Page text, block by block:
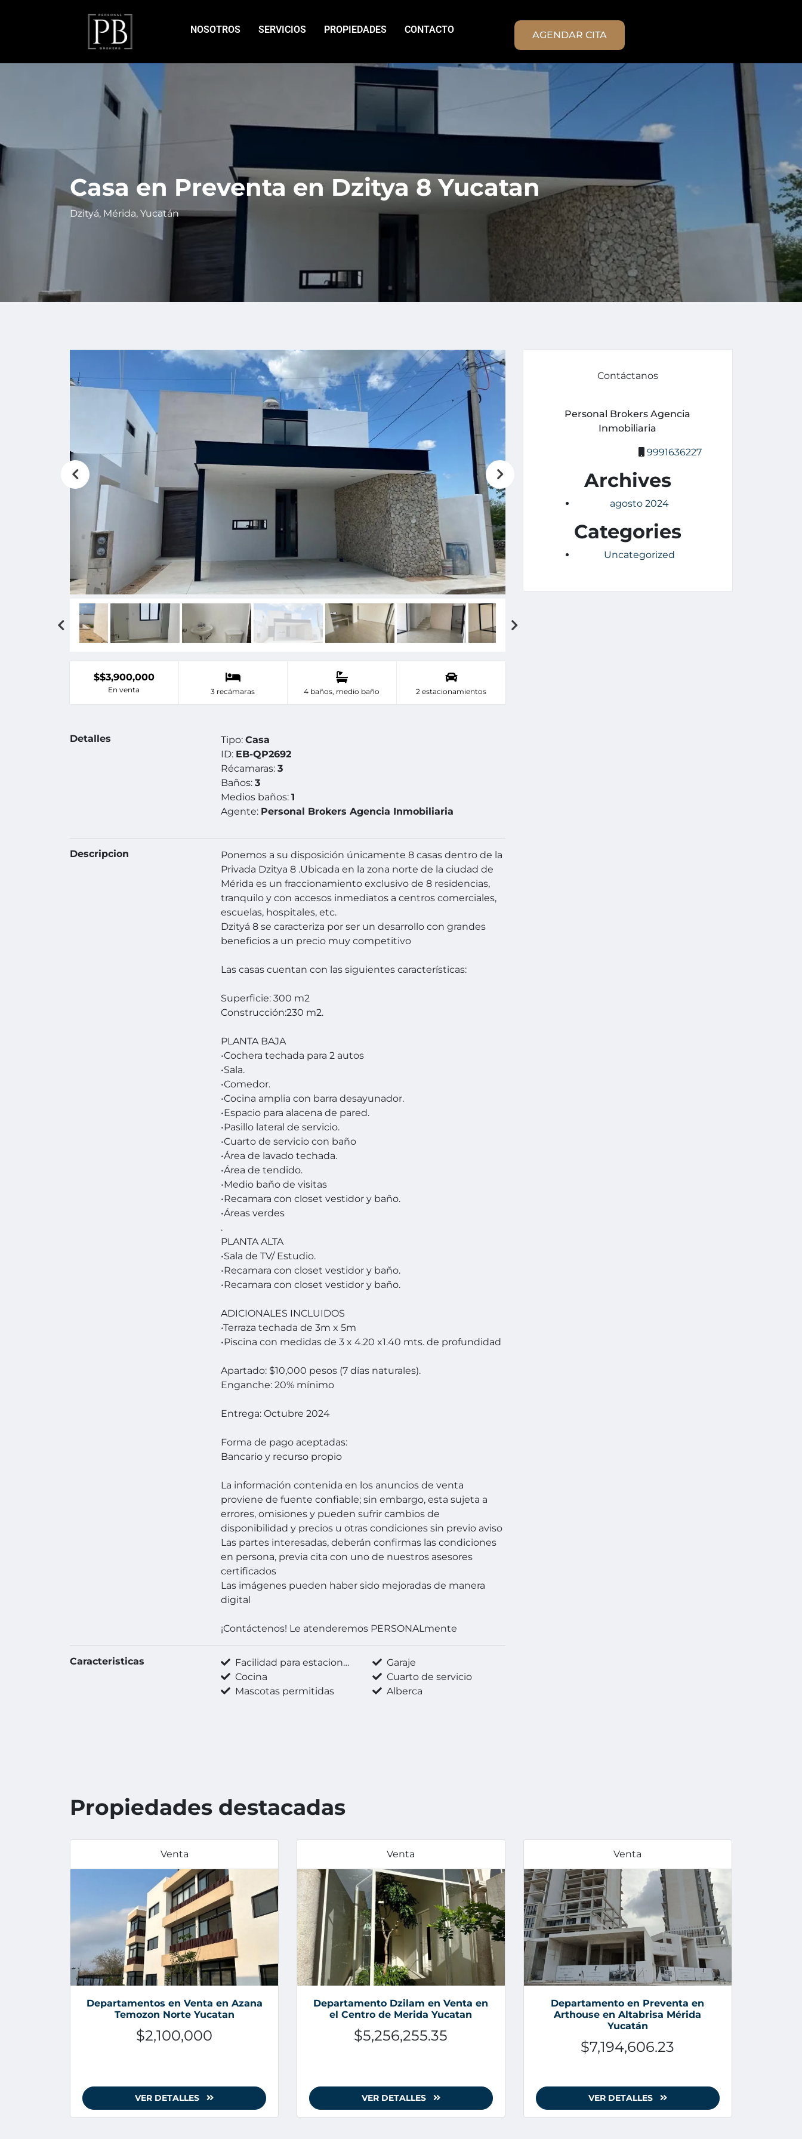
NOSOTROS SERVICIOS PROPIEDADES CONTACTO AGENDAR CITA
Casa en Preventa en Dzitya 8 Yucatan
Dzityá, Mérida, Yucatán
$$3,900,000
En venta 3 recámaras 4 baños, medio baño 2 estacionamientos
Detalles Tipo:Casa
ID: EB-QP2692
Récamaras:3
Baños:3
Medios baños:1
Agente: Personal Brokers Agencia Inmobiliaria
Descripcion
Ponemos a su disposición únicamente 8 casas dentro de la
Privada Dzitya 8 .Ubicada en la zona norte de la ciudad de
Mérida es un fraccionamiento exclusivo de 8 residencias,
tranquilo y con accesos inmediatos a centros comerciales,
escuelas, hospitales, etc.
Dzityá 8 se caracteriza por ser un desarrollo con grandes
beneficios a un precio muy competitivo
Las casas cuentan con las siguientes características:
Superficie: 300 m2
Construcción:230 m2.
PLANTA BAJA
•Cochera techada para 2 autos
•Sala.
•Comedor.
•Cocina amplia con barra desayunador.
•Espacio para alacena de pared.
•Pasillo lateral de servicio.
•Cuarto de servicio con baño
•Área de lavado techada.
•Área de tendido.
•Medio baño de visitas
•Recamara con closet vestidor y baño.
•Áreas verdes
.
PLANTA ALTA
•Sala de TV/ Estudio.
•Recamara con closet vestidor y baño.
•Recamara con closet vestidor y baño.
ADICIONALES INCLUIDOS
•Terraza techada de 3m x 5m
•Piscina con medidas de 3 x 4.20 x1.40 mts. de profundidad
Apartado: $10,000 pesos (7 días naturales).
Enganche: 20% mínimo
Entrega: Octubre 2024
Forma de pago aceptadas:
Bancario y recurso propio
La información contenida en los anuncios de venta
proviene de fuente confiable; sin embargo, esta sujeta a
errores, omisiones y pueden sufrir cambios de
disponibilidad y precios u otras condiciones sin previo aviso
Las partes interesadas, deberán confirmas las condiciones
en persona, previa cita con uno de nuestros asesores
certificados
Las imágenes pueden haber sido mejoradas de manera
digital
¡Contáctenos! Le atenderemos PERSONALmente
Caracteristicas Facilidad para estacionarse
Garaje
Cocina
Cuarto de servicio
Mascotas permitidas
Alberca
Contáctanos
Personal Brokers Agencia
Inmobiliaria
9991636227
Archives
agosto 2024
Categories
Uncategorized
Propiedades destacadas
Venta
Departamentos en Venta en Azana
Temozon Norte Yucatan
$2,100,000
VER DETALLES
Venta
Departamento Dzilam en Venta en
el Centro de Merida Yucatan
$5,256,255.35
VER DETALLES
Venta
Departamento en Preventa en
Arthouse en Altabrisa Mérida
Yucatán
$7,194,606.23
VER DETALLES